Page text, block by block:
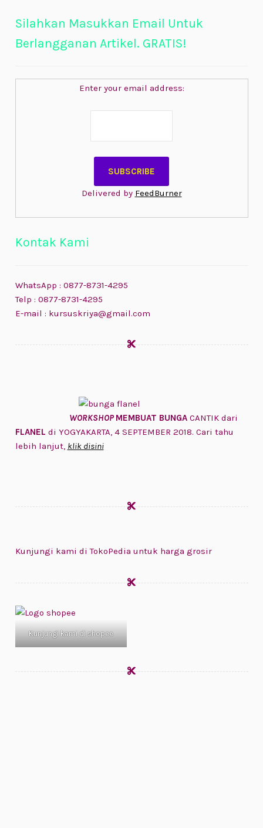
Silahkan Masukkan Email Untuk
Berlangganan Artikel. GRATIS!
Enter your email address:
Delivered by FeedBurner
Kontak Kami
WhatsApp : 0877-8731-4295
Telp : 0877-8731-4295
E-mail : kursuskriya@gmail.com
WORKSHOP MEMBUAT BUNGACANTIK dari
FLANEL di YOGYAKARTA, 4 SEPTEMBER 2018. Cari tahu
lebih lanjut, klik disini
Kunjungi kami di TokoPedia untuk harga grosir
Kunjungi kami di shopee